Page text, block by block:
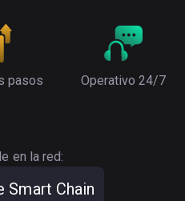
pasos Operativo 24/7
en la red:
Smart Chain